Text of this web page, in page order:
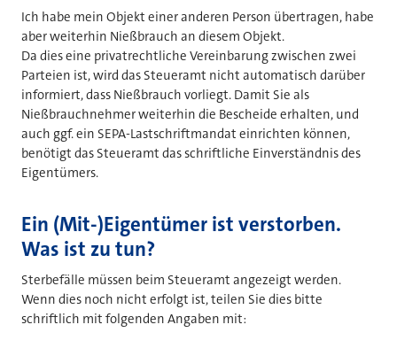
Ich habe mein Objekt einer anderen Person übertragen, habe
aber weiterhin Nießbrauch an diesem Objekt.
Da dies eine privatrechtliche Vereinbarung zwischen zwei
Parteien ist, wird das Steueramt nicht automatisch darüber
informiert, dass Nießbrauch vorliegt. Damit Sie als
Nießbrauchnehmer weiterhin die Bescheide erhalten, und
auch ggf. ein SEPA-Lastschriftmandat einrichten können,
benötigt das Steueramt das schriftliche Einverständnis des
Eigentümers.
Ein (Mit-)Eigentümer ist verstorben.
Was ist zu tun?
Sterbefälle müssen beim Steueramt angezeigt werden.
Wenn dies noch nicht erfolgt ist, teilen Sie dies bitte
schriftlich mit folgenden Angaben mit: